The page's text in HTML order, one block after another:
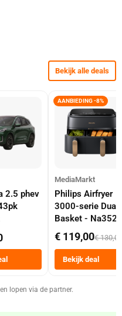
Bekijk alle deals
2.5 phev
AANBIEDING -8%
MediaMarkt
Philips Airfryer
3000-serie Dual
Basket -
Dubbele Mand 9
Tot 6 Personen
Heteluchtfriteuse
Zwart
€ 119,00€ 130,00
Bekijk deal
lopen via de partner.